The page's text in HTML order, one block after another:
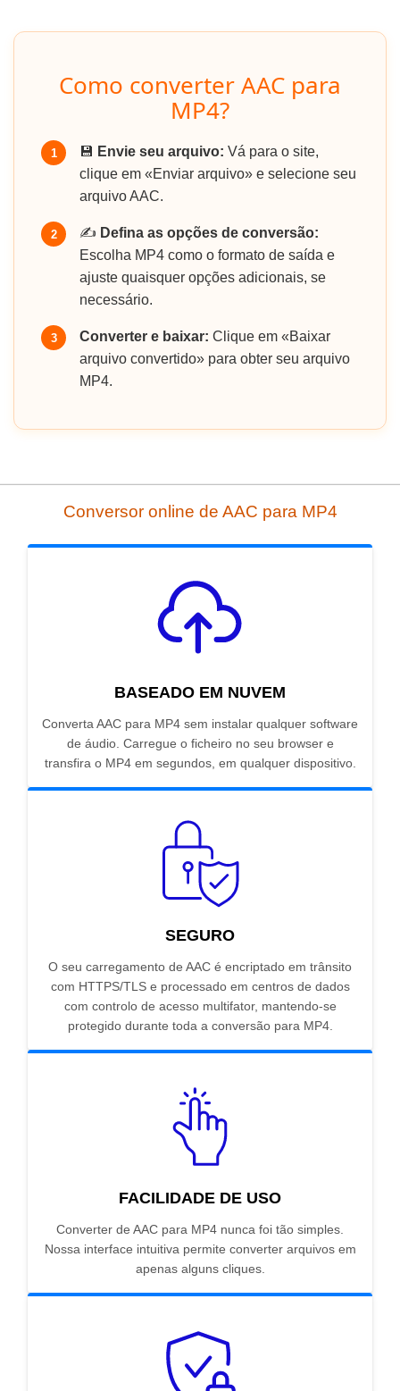
Como converter AAC para
MP4?
1 💾 Envie seu arquivo: Vá para o site,
clique em «Enviar arquivo» e selecione seu
arquivo AAC.
2 ✍️ Defina as opções de conversão:
Escolha MP4 como o formato de saída e
ajuste quaisquer opções adicionais, se
necessário.
3 Converter e baixar: Clique em «Baixar
arquivo convertido» para obter seu arquivo
MP4.
Conversor online de AAC para MP4
BASEADO EM NUVEM
Converta AAC para MP4 sem instalar qualquer software
de áudio. Carregue o ficheiro no seu browser e
transfira o MP4 em segundos, em qualquer dispositivo.
SEGURO
O seu carregamento de AAC é encriptado em trânsito
com HTTPS/TLS e processado em centros de dados
com controlo de acesso multifator, mantendo-se
protegido durante toda a conversão para MP4.
FACILIDADE DE USO
Converter de AAC para MP4 nunca foi tão simples.
Nossa interface intuitiva permite converter arquivos em
apenas alguns cliques.